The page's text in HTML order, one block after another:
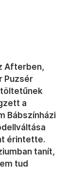
Afterben,
Puzsér
a
Bábszínházi
érintette.
tanít,
tud